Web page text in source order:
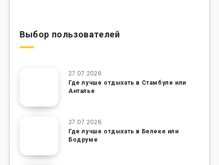
Выбор пользователей
27.07.2026
Где лучше отдыхать в Стамбуле или
Анталье
27.07.2026
Где лучше отдыхать в Белеке или
Бодруме